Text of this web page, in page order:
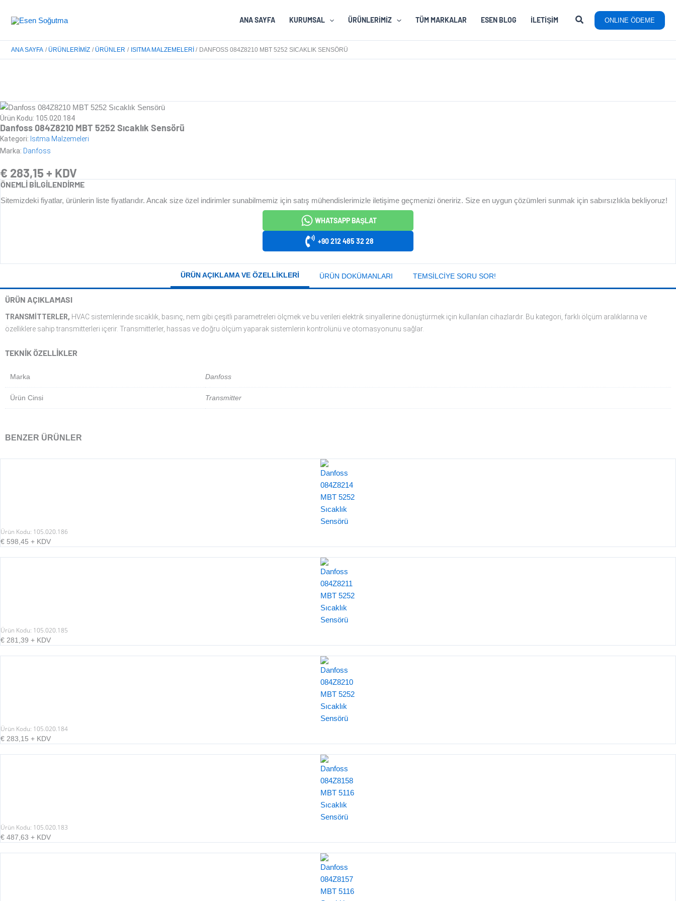
ANA SAYFA KURUMSAL ÜRÜNLERIMIZ TÜM MARKALAR ESEN BLOG İLETIŞIM ONLINE ÖDEME
ANA SAYFA ÜRÜNLERIMIZ ÜRÜNLER ISITMA MALZEMELERI DANFOSS 084Z8210 MBT 5252 SICAKLIK SENSÖRÜ
Ürün Kodu: 105.020.184
Danfoss 084Z8210 MBT 5252 Sıcaklık Sensörü
Kategori: Isıtma Malzemeleri
Marka: Danfoss
€ 283,15 + KDV
ÖNEMLİ BİLGİLENDİRME
Sitemizdeki fiyatlar, ürünlerin liste fiyatlarıdır. Ancak size özel indirimler sunabilmemiz için satış mühendislerimizle iletişime geçmenizi öneririz. Size en uygun çözümleri sunmak için sabırsızlıkla bekliyoruz!
WHATSAPP BAŞLAT
+90 212 485 32 28
ÜRÜN AÇIKLAMA VE ÖZELLIKLERI ÜRÜN DOKÜMANLARI TEMSILCIYE SORU SOR!
ÜRÜN AÇIKLAMASI
TRANSMITTERLER, HVAC sistemlerinde sıcaklık, basınç, nem gibi çeşitli parametreleri ölçmek ve bu verileri elektrik sinyallerine dönüştürmek için kullanılan cihazlardır. Bu kategori, farklı ölçüm aralıklarına ve
özelliklere sahip transmitterleri içerir. Transmitterler, hassas ve doğru ölçüm yaparak sistemlerin kontrolünü ve otomasyonunu sağlar.
TEKNIK ÖZELLIKLER
Marka Danfoss
Ürün Cinsi Transmitter
BENZER ÜRÜNLER
Ürün Kodu: 105.020.186
€ 598,45 + KDV
Ürün Kodu: 105.020.185
€ 281,39 + KDV
Ürün Kodu: 105.020.184
€ 283,15 + KDV
Ürün Kodu: 105.020.183
€ 487,63 + KDV